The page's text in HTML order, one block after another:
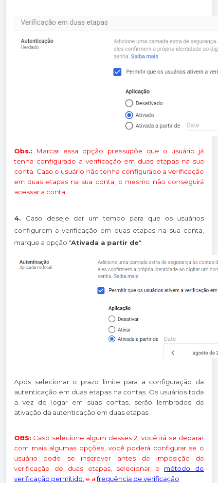
Obs.: Marcar essa opção pressupõe que o usuário já
tenha configurado a verificação em duas etapas na sua
conta. Caso o usuário não tenha configurado a verificação
em duas etapas na sua conta, o mesmo não conseguirá
acessar a conta.
4. Caso deseje dar um tempo para que os usuários
configurem a verificação em duas etapas na sua conta,
marque a opção "Ativada a partir de";
Após selecionar o prazo limite para a configuração da
autenticação em duas etapas na contas. Os usuários toda
a vez de logar em suas contas, serão lembrados da
ativação da autenticação em duas etapas.
OBS: Caso selecione algum desses 2, você irá se deparar
com mais algumas opções, você poderá configurar se o
usuário pode se inscrever antes da imposição da
verificação de duas etapas, selecionar o método de
verificação permitido , e afrequência de verificação